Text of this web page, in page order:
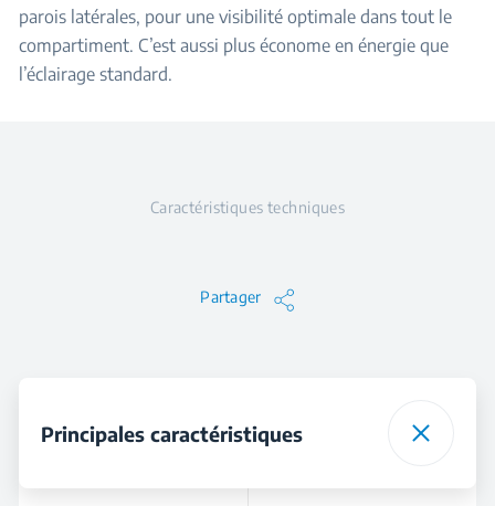
parois latérales, pour une visibilité optimale dans tout le
compartiment. C’est aussi plus économe en énergie que
l’éclairage standard.
Caractéristiques techniques
Partager
Principales caractéristiques